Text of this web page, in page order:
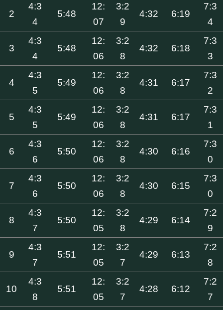
2
4:3
4
5:48
12:
07
3:2
9
4:32 6:19
7:3
4
3
4:3
4
5:48
12:
06
3:2
8
4:32 6:18
7:3
3
4
4:3
5
5:49
12:
06
3:2
8
4:31 6:17
7:3
2
5
4:3
5
5:49
12:
06
3:2
8
4:31 6:17
7:3
1
6
4:3
6
5:50
12:
06
3:2
8
4:30 6:16
7:3
0
7
4:3
6
5:50
12:
06
3:2
8
4:30 6:15
7:3
0
8
4:3
7
5:50
12:
05
3:2
8
4:29 6:14
7:2
9
9
4:3
7
5:51
12:
05
3:2
7
4:29 6:13
7:2
8
10
4:3
8
5:51
12:
05
3:2
7
4:28 6:12
7:2
7